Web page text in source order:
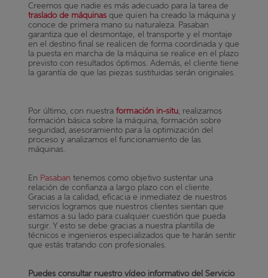
Creemos que nadie es más adecuado para la tarea de
traslado de máquinas que quien ha creado la máquina y
conoce de primera mano su naturaleza. Pasaban
garantiza que el desmontaje, el transporte y el montaje
en el destino final se realicen de forma coordinada y que
la puesta en marcha de la máquina se realice en el plazo
previsto con resultados óptimos. Además, el cliente tiene
la garantía de que las piezas sustituidas serán originales.
Por último, con nuestraformación in-situ, realizamos
formación básica sobre la máquina, formación sobre
seguridad, asesoramiento para la optimización del
proceso y analizamos el funcionamiento de las
máquinas.
En Pasaban tenemos como objetivo sustentar una
relación de confianza a largo plazo con el cliente.
Gracias a la calidad, eficacia e inmediatez de nuestros
servicios logramos que nuestros clientes sientan que
estamos a su lado para cualquier cuestión que pueda
surgir. Y esto se debe gracias a nuestra plantilla de
técnicos e ingenieros especializados que te harán sentir
que estás tratando con profesionales.
Puedes consultar nuestro vídeo informativo del Servicio